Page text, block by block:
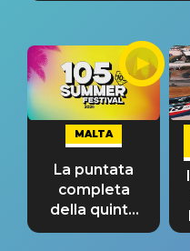
MALTA
La puntata
completa
della quinta
tappa